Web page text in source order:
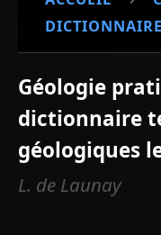
Géologie
dictionnaire
géologiques
L. de Launay